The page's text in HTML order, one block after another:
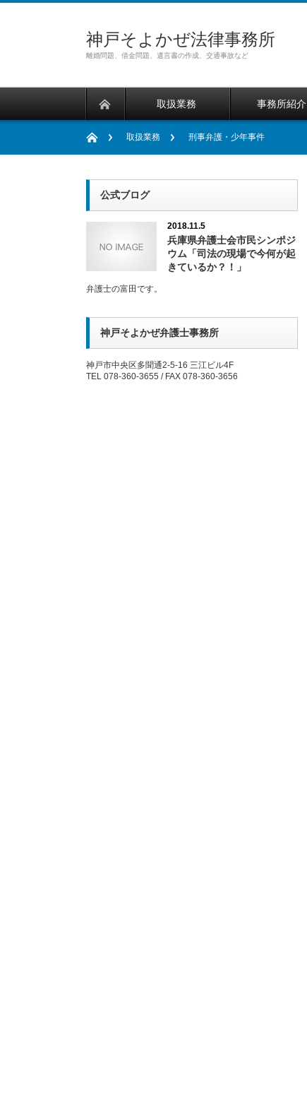
神戸そよかぜ法律事務所
離婚問題、借金問題、遺言書の作成、交通事故など
取扱業務 事務所紹介
取扱業務 刑事弁護・少年事件
公式ブログ
2018.11.5
兵庫県弁護士会市民シンポジ
ウム「司法の現場で今何が起
きているか？！」
弁護士の富田です。
神戸そよかぜ弁護士事務所
神戸市中央区多聞通2-5-16 三江ビル4F
TEL 078-360-3655 / FAX 078-360-3656